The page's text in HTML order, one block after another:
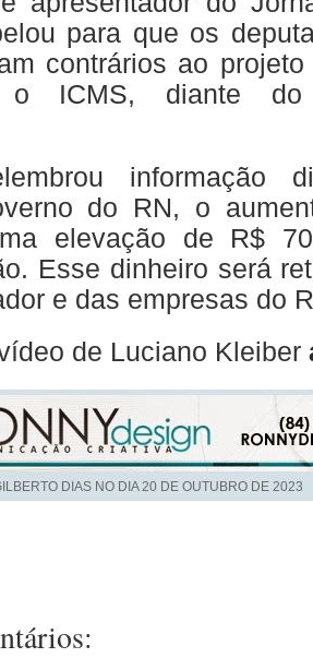
para que os
contrários ao
o ICMS, diante
informação
do RN, o
elevação de R$
Esse dinheiro será
e das empresas do
de Luciano Kleiber
DIAS NO DIA20 DE OUTUBRO DE 2023